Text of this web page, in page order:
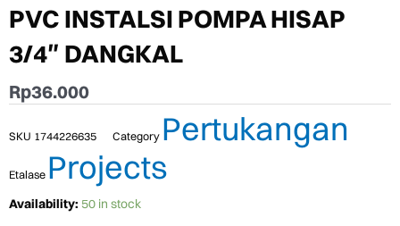
PVC INSTALSI POMPA HISAP
3/4″ DANGKAL
Rp36.000
SKU 1744226635 Category Pertukangan
Etalase Projects
Availability: 50 in stock
TERMURAH